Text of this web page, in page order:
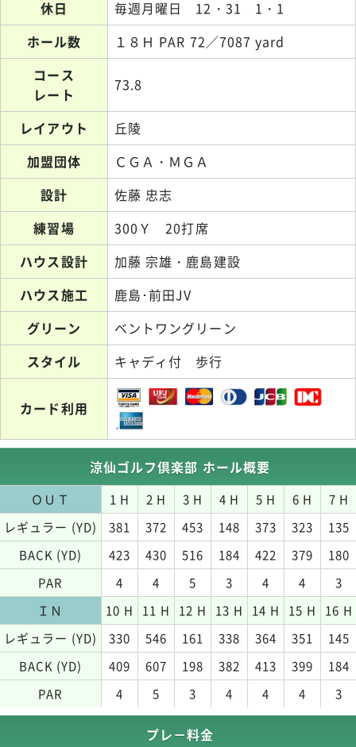
休日
毎週月曜日 12・31 1・1
ホール数
１８Ｈ PAR 72／7087 yard
コース
レート
73.8
レイアウト
丘陵
加盟団体
ＣＧＡ・ＭＧＡ
設計
佐藤 忠志
練習場
300Ｙ 20打席
ハウス設計
加藤 宗雄・鹿島建設
ハウス施工
鹿島･前田JV
グリーン
ベントワングリーン
スタイル
キャディ付 歩行
カード利用
涼仙ゴルフ倶楽部 ホール概要
ＯＵＴ 1 H 2 H 3 H 4 H 5 H 6 H
7 H
レギュラー (YD)
381 372 453 148 373 323
135
BACK (YD)
423 430 516 184 422 379
180
PAR
4 4 5 3 4 4
3
ＩＮ
10 H 11 H 12 H 13 H 14 H 15 H
16 H
レギュラー (YD)
330 546 161 338 364 351
145
BACK (YD)
409 607 198 382 413 399
184
PAR
4 5 3 4 4 4 3
プレ－料金